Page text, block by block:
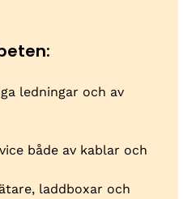
ledningar och av
både av kablar och
laddboxar och